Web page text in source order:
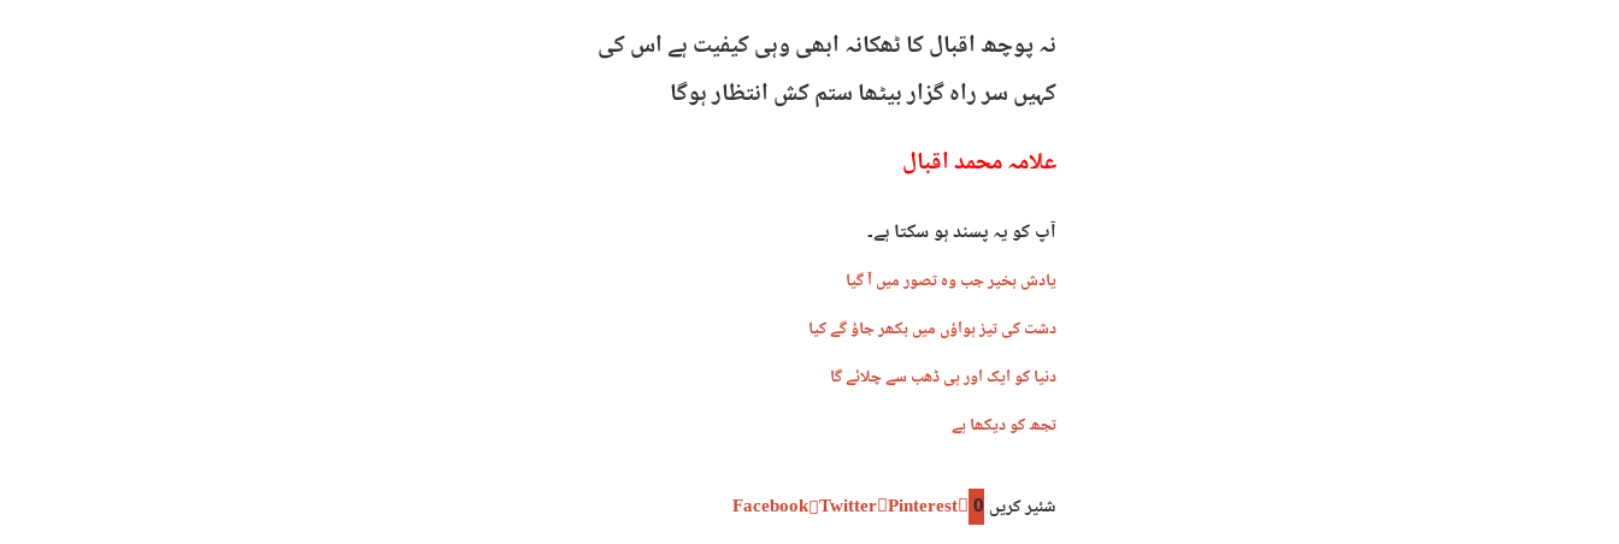
نہ پوچھ اقبال کا ٹھکانہ ابھی وہی کیفیت ہے اس کی
کہیں سر راہ گزار بیٹھا ستم کش انتظار ہوگا
علامہ محمد اقبال
آپ کو یہ پسند ہو سکتا ہے۔
یادش بخیر جب وہ تصور میں آ گیا
دشت کی تیز ہواؤں میں بکھر جاؤ گے کیا
دنیا کو ایک اور ہی ڈھب سے چلائے گا
تجھ کو دیکھا ہے
شئیر کریں 0
Facebook Twitter Pinterest